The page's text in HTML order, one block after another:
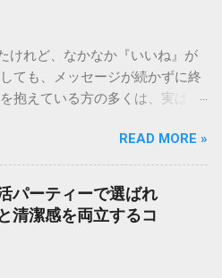
戦略を立てれば良いのか、具体
とは、年齢、年収、学歴、外
値化し、婚活市場における「需
くの結婚相談所やマッチング
が特徴です。 男性の評価ポイン
合、最も重視されるのは**「年
ク： 年収1000万円以上、医
ンク： 年収700〜900万円、上
ク： 年収400〜600万円、一般
けれど、なかなか『いいね』が
ても、メッセージが続かずに終
抱えている方の多くは、実は プ
「第一印象」そのもの。どれだ
、入り口であるプロフィールで
会いの土俵に上がることすらで
人たちには、共通した「プロフ
それは、単に自分を良く見せる
感を与え、未来を想像させ
記事では、多くの成婚者を輩出
READ MORE »
パーティーで選ばれ
清潔感を両立するコ